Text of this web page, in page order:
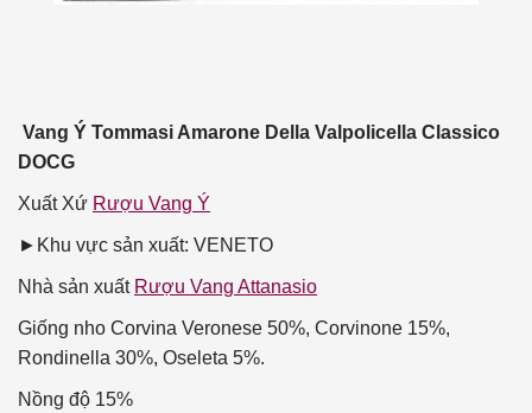
Vang Ý Tommasi Amarone Della Valpolicella Classico
DOCG
Xuất Xứ Rượu Vang Ý
►Khu vực sản xuất: VENETO
Nhà sản xuất Rượu Vang Attanasio
Giống nho Corvina Veronese 50%, Corvinone 15%,
Rondinella 30%, Oseleta 5%.
Nồng độ 15%